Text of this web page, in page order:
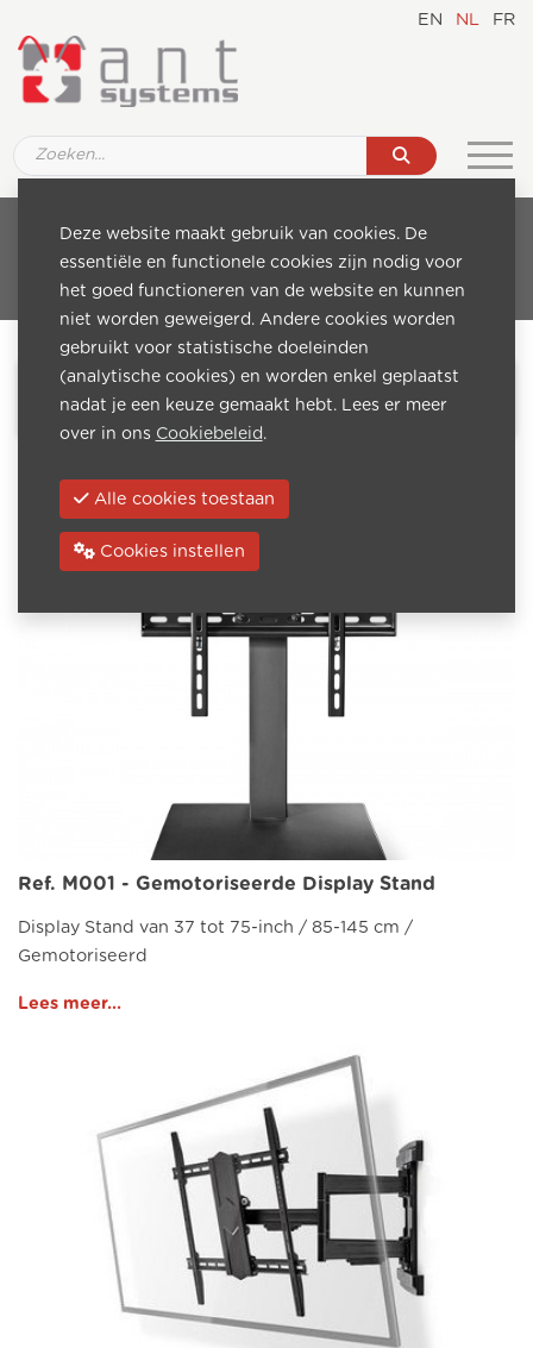
EN NL FR
Catalogue
Catalogue
Home Catalogue Mounting Display
Ref. M001 - Gemotoriseerde Display Stand
Display Stand van 37 tot 75-inch / 85-145 cm /
Gemotoriseerd
Lees meer...
Deze website maakt gebruik van cookies. De
essentiële en functionele cookies zijn nodig voor
het goed functioneren van de website en kunnen
niet worden geweigerd. Andere cookies worden
gebruikt voor statistische doeleinden
(analytische cookies) en worden enkel geplaatst
nadat je een keuze gemaakt hebt. Lees er meer
over in ons Cookiebeleid .
Alle cookies toestaan
Cookies instellen